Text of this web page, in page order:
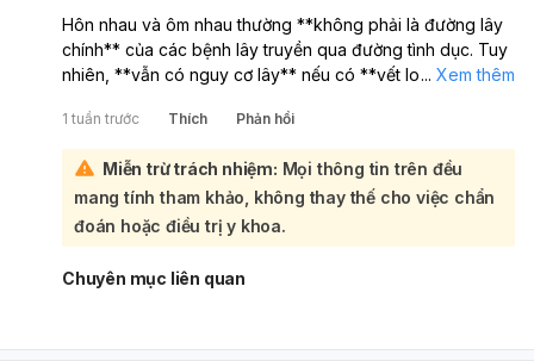
Hôn nhau và ôm nhau thường **không phải là đường lây
chính** của các bệnh lây truyền qua đường tình dục. Tuy
nhiên, **vẫn có nguy cơ lây** nếu có **vết loét, mụn
**herpes, giang mai, HPV** có thể lây qua tiếp xúc gần.
Ôm nhau đơn thuần thì hầu như **không lây**:
Nếu hai bạn chỉ hôn và ôm, không có tiếp xúc với dịch tiết
hay vết thương hở thì nguy cơ rất thấp. Nhưng nếu cóhôn
sâu khi một trong hai đang có tổn thương miệng
có quan hệ tình dục bằng miệng/sinh dục sau đó, nguy
cơ sẽ tăng lên. Nếu em đang lo lắng, nên:
Đi khám và xét nghiệm nếu có triệu chứng hoặc từng
... Xem thêm
1 tuần trước Thích Phản hồi
Miễn trừ trách nhiệm: Mọi thông tin trên đều
mang tính tham khảo, không thay thế cho việc chẩn
đoán hoặc điều trị y khoa.
Chuyên mục liên quan